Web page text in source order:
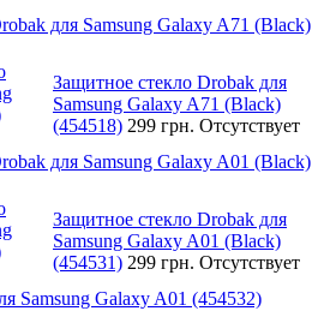
для Samsung Galaxy A71 (Black)
Защитное стекло Drobak для
Samsung Galaxy A71 (Black)
(454518) 299 грн. Отсутствует
для Samsung Galaxy A01 (Black)
Защитное стекло Drobak для
Samsung Galaxy A01 (Black)
(454531) 299 грн. Отсутствует
Samsung Galaxy A01 (454532)